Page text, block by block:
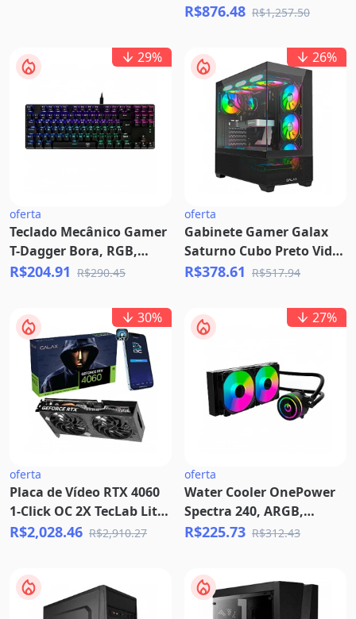
EX Plus (1-Click OC), 4GB,
R$876.48 R$1,257.50
29%
oferta
Teclado Mecânico Gamer
T-Dagger Bora, RGB,
Switch Outemu Brown,
R$204.91 R$290.45
26%
oferta
Gabinete Gamer Galax
Saturno Cubo Preto Vidro
Temperado Mid Tower -
R$378.61 R$517.94
30%
oferta
Placa de Vídeo RTX 4060
1-Click OC 2X TecLab Lite
GALAX NVIDIA GeForce,
46NSL8MD9NXV
R$2,028.46 R$2,910.27
27%
oferta
Water Cooler OnePower
Spectra 240, ARGB,
240mm, Intel-AMD,
R$225.73 R$312.43